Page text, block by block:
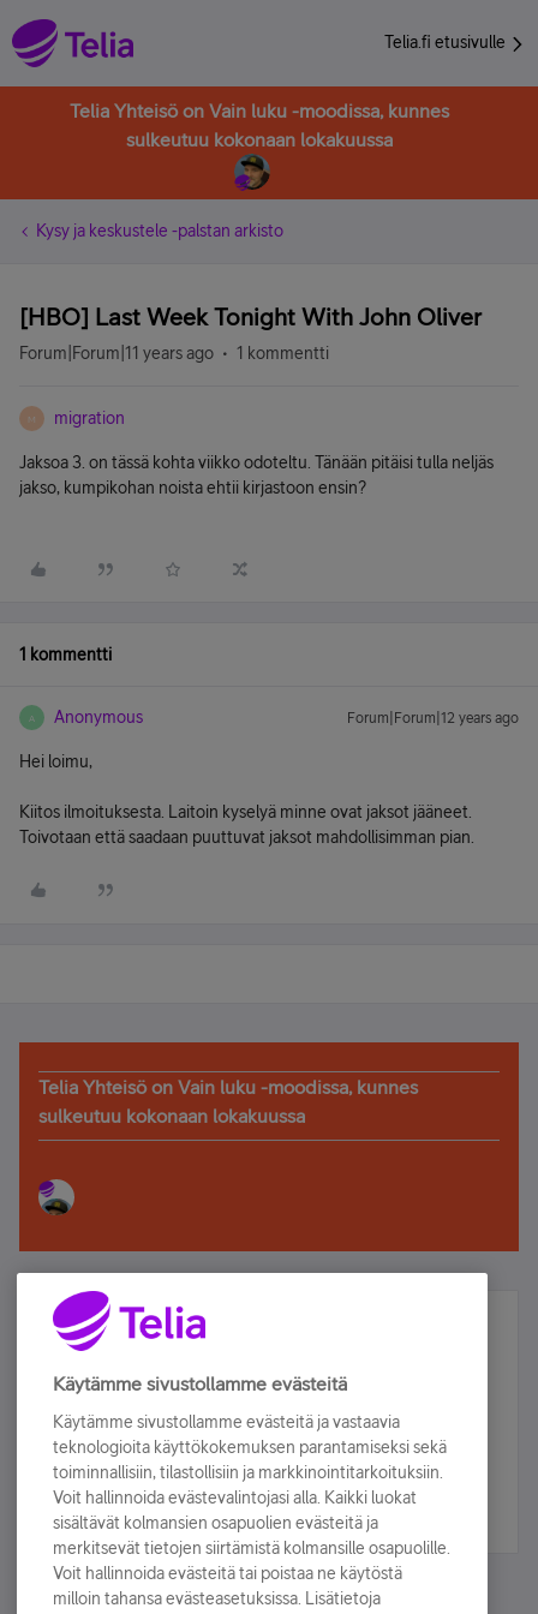
Telia.fi etusivulle
Telia Yhteisö on Vain luku -moodissa, kunnes
sulkeutuu kokonaan lokakuussa
Kysy ja keskustele -palstan arkisto
[HBO] Last Week Tonight With John Oliver
Forum|Forum|11 years ago 1 kommentti
M migration
Jaksoa 3. on tässä kohta viikko odoteltu. Tänään pitäisi tulla neljäs
jakso, kumpikohan noista ehtii kirjastoon ensin?
1 kommentti
A Anonymous Forum|Forum|12 years ago
Hei loimu,
Kiitos ilmoituksesta. Laitoin kyselyä minne ovat jaksot jääneet.
Toivotaan että saadaan puuttuvat jaksot mahdollisimman pian.
Telia Yhteisö on Vain luku -moodissa, kunnes
sulkeutuu kokonaan lokakuussa
Älä jää paitsi – osallistu ja voita!
Tilaa Telian uutiskirje ja olet mukana arvonnassa.
sähköpostiisi.
Tilaa nyt
Käytämme sivustollamme evästeitä
Käytämme sivustollamme evästeitä ja vastaavia
teknologioita käyttökokemuksen parantamiseksi sekä
toiminnallisiin, tilastollisiin ja markkinointitarkoituksiin.
Voit hallinnoida evästevalintojasi alla. Kaikki luokat
sisältävät kolmansien osapuolien evästeitä ja
merkitsevät tietojen siirtämistä kolmansille osapuolille.
Voit hallinnoida evästeitä tai poistaa ne käytöstä
milloin tahansa evästeasetuksissa. Lisätietoja